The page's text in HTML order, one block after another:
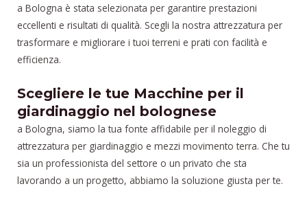
a Bologna è stata selezionata per garantire prestazioni
eccellenti e risultati di qualità. Scegli la nostra attrezzatura per
trasformare e migliorare i tuoi terreni e prati con facilità e
efficienza.
Scegliere le tue Macchine per il
giardinaggio nel bolognese
a Bologna, siamo la tua fonte affidabile per il noleggio di
attrezzatura per giardinaggio e mezzi movimento terra. Che tu
sia un professionista del settore o un privato che sta
lavorando a un progetto, abbiamo la soluzione giusta per te.